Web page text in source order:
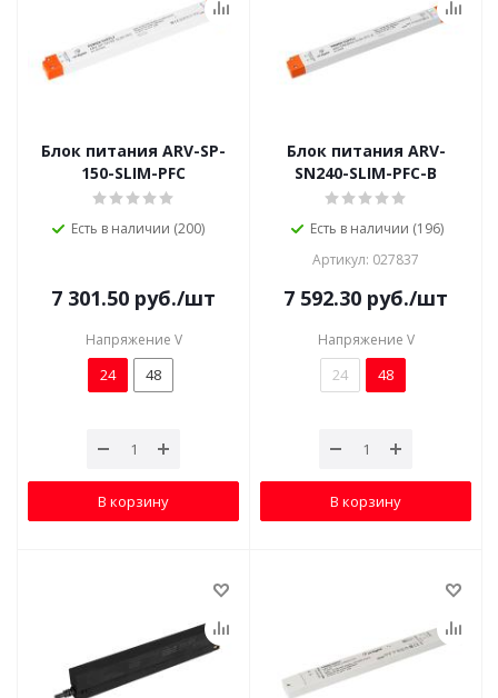
Блок питания ARV-SP-
150-SLIM-PFC
Есть в наличии (200)
7 301.50 руб./шт
Напряжение V
24 48
В корзину
Блок питания ARV-
SN240-SLIM-PFC-B
Есть в наличии (196)
Артикул: 027837
7 592.30 руб./шт
Напряжение V
24 48
В корзину